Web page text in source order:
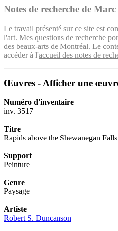
Notes de recherche de
Le travail présenté sur ce site est
l'art. Mes questions de recherche
des beaux-arts de Montréal. Le
accéder à l'accueil des notes de
Œuvres - Afficher une
Numéro d'inventaire
inv. 3517
Titre
Rapids above the Shewanegan Falls
Support
Peinture
Genre
Paysage
Artiste
Robert S. Duncanson